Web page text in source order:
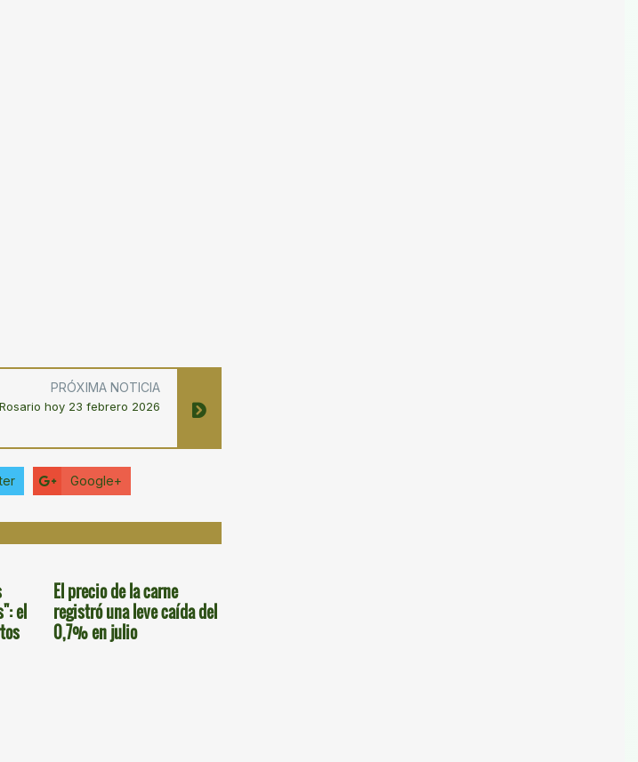
PRÓXIMA NOTICIA
hoy 23 febrero 2026
Google+
el
El precio de la carne
registró una leve caída del
0,7% en julio